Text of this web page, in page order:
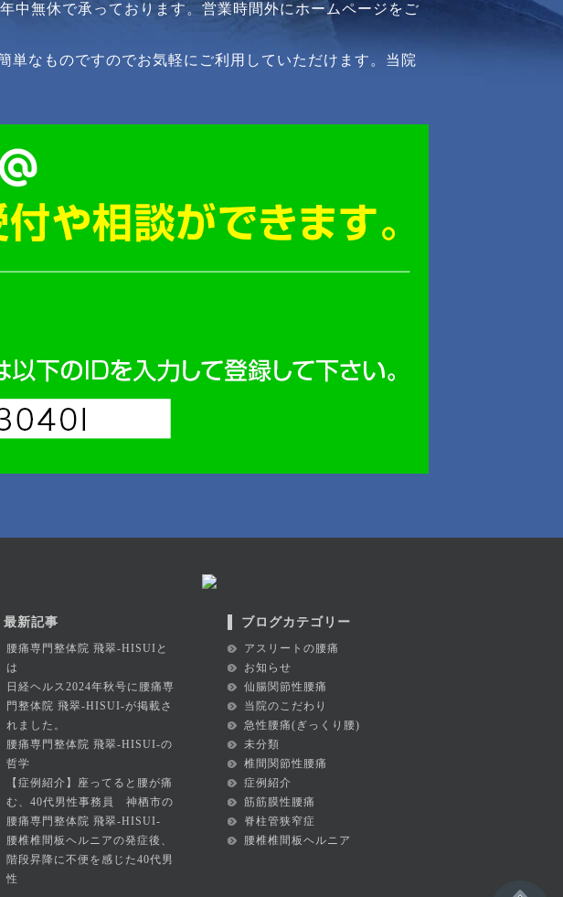
中無休で承っております。営業時間外にホームページをご
なものですのでお気軽にご利用していただけます。当院
最新記事
腰痛専門整体院 飛翠-HISUIと
は
日経ヘルス2024年秋号に腰痛専
門整体院 飛翠-HISUI-が掲載さ
れました。
腰痛専門整体院 飛翠-HISUI-の
哲学
【症例紹介】座ってると腰が痛
む、40代男性事務員 神栖市の
腰痛専門整体院 飛翠-HISUI-
腰椎椎間板ヘルニアの発症後、
階段昇降に不便を感じた40代男
性
ブログカテゴリー
アスリートの腰痛
お知らせ
仙腸関節性腰痛
当院のこだわり
急性腰痛(ぎっくり腰)
未分類
椎間関節性腰痛
症例紹介
筋筋膜性腰痛
脊柱管狭窄症
腰椎椎間板ヘルニア